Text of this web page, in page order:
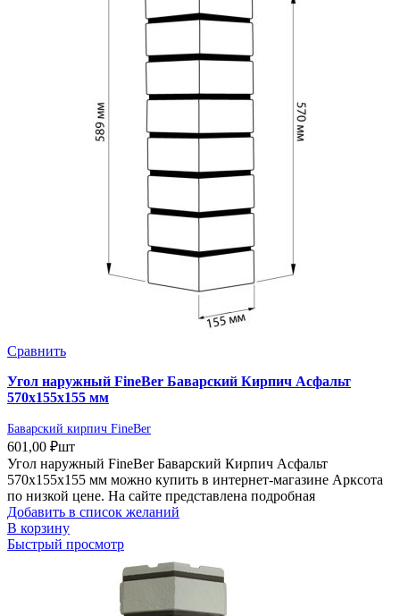
Сравнить
Угол наружный FineBer Баварский Кирпич Асфальт
570х155х155 мм
Баварский кирпич FineBer
601,00 ₽шт
Угол наружный FineBer Баварский Кирпич Асфальт
570х155х155 мм можно купить в интернет-магазине Арксота
по низкой цене. На сайте представлена подробная
Добавить в список желаний
В корзину
Быстрый просмотр